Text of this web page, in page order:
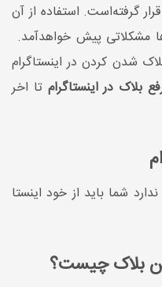
گرفته‌است. استفاده از آن
مشکلاتی پیش خواهد‌آمد.
شدن کردن در اینستاگرام
بلاک در اینستاگرام تا اخر
شما باید از خود اینستا
بلاک چیست؟